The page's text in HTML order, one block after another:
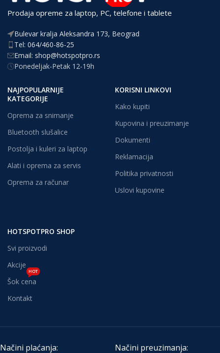
Prodaja opreme za laptop, PC, telefone i tablete
Bulevar kralja Aleksandra 173, Beograd
Tel: 064/460-86-25
Email: shop@hotspotpro.rs
Ponedeljak-Petak 12-19h
NAJPOPULARNIJE
KATEGORIJE
Oprema za snimanje
Bluetooth slušalice
Postolja i kuleri za laptop
Alati i oprema za servis
Oprema za računar
KORISNI LINKOVI
Kako kupiti
Kupovina i preuzimanje
Dokumenti
Reklamacija
Politika privatnosti
Uslovi kupovine
HOTSPOTPRO SHOP
Svi proizvodi
Akcije
Šok cena
HOT
Kontakt
Načini plaćanja: Načini preuzimanja: